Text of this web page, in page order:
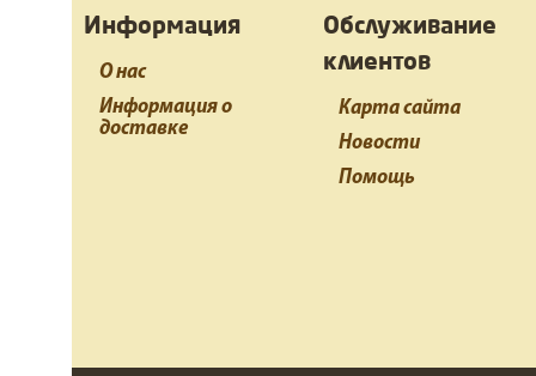
Информация
О нас
Информация о
доставке
Обслуживание
клиентов
Карта сайта
Новости
Помощь